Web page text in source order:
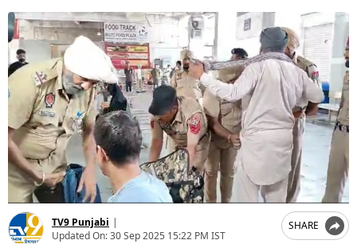
TV9 Punjabi |
Updated On:30 Sep 2025 15:22 PM IST
SHARE